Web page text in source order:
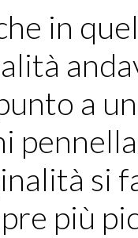
in
a
si
più